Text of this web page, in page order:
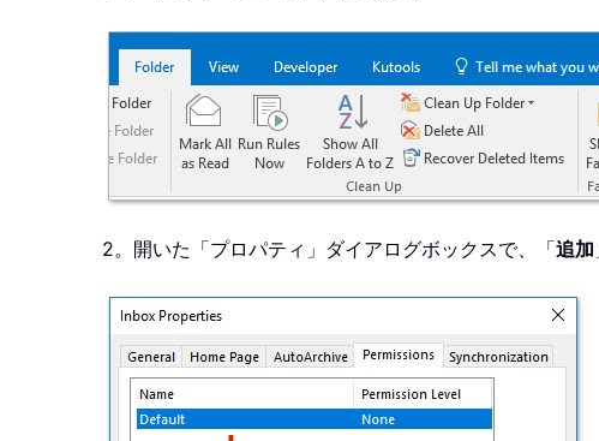
2。開いた「プロパティ」ダイアログボックスで、「追加